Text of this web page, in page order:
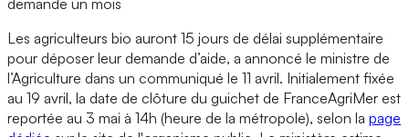
Les agriculteurs bio auront 15 jours de délai supplémentaire
pour déposer leur demande d’aide, a annoncé le ministre de
l’Agriculture dans un communiqué le 11 avril. Initialement fixée
au 19 avril, la date de clôture du guichet de FranceAgriMer est
reportée au 3 mai à 14h (heure de la métropole), selon la page